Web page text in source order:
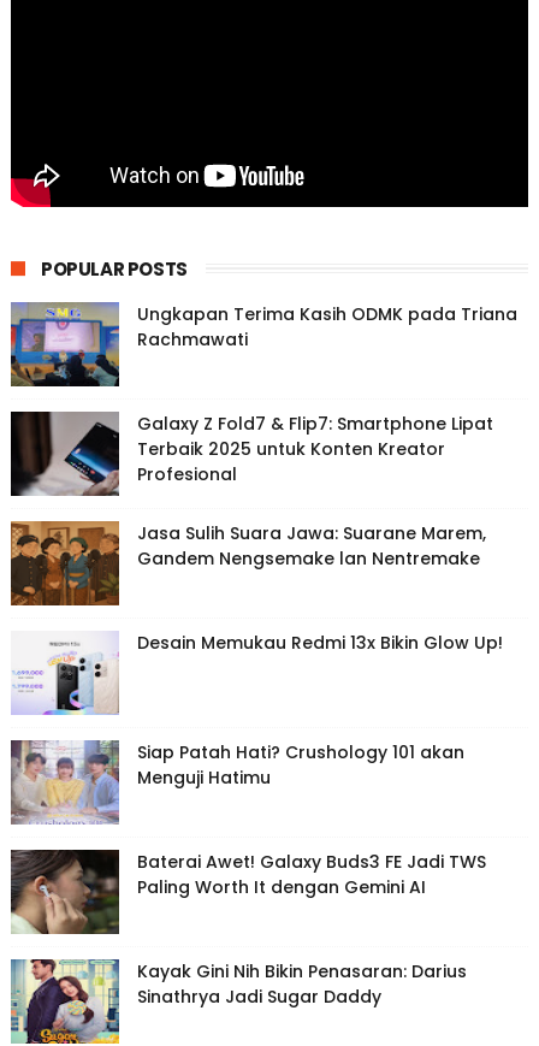
POPULAR POSTS
Ungkapan Terima Kasih ODMK pada Triana
Rachmawati
Galaxy Z Fold7 & Flip7: Smartphone Lipat
Terbaik 2025 untuk Konten Kreator
Profesional
Jasa Sulih Suara Jawa: Suarane Marem,
Gandem Nengsemake lan Nentremake
Desain Memukau Redmi 13x Bikin Glow Up!
Siap Patah Hati? Crushology 101 akan
Menguji Hatimu
Baterai Awet! Galaxy Buds3 FE Jadi TWS
Paling Worth It dengan Gemini AI
Kayak Gini Nih Bikin Penasaran: Darius
Sinathrya Jadi Sugar Daddy